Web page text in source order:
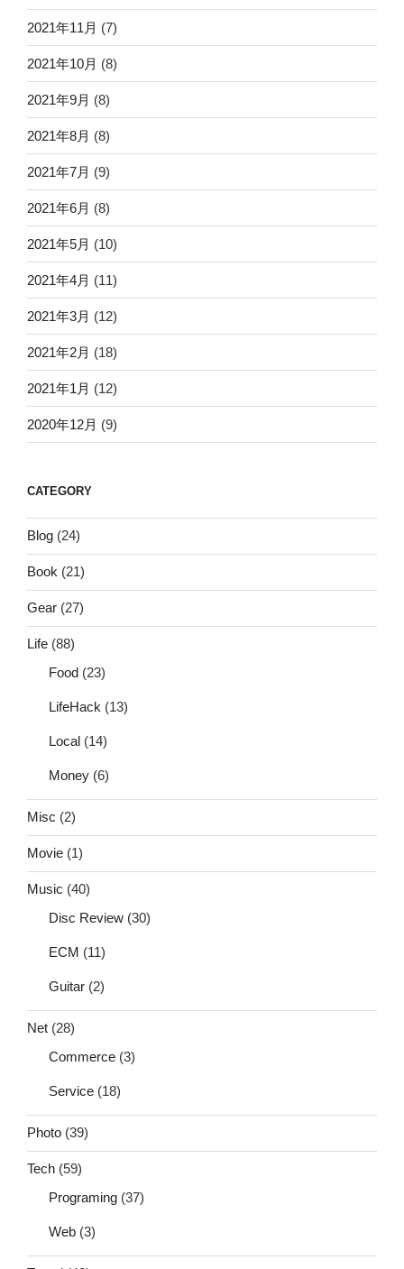
2021年11月 (7)
2021年10月 (8)
2021年9月 (8)
2021年8月 (8)
2021年7月 (9)
2021年6月 (8)
2021年5月 (10)
2021年4月 (11)
2021年3月 (12)
2021年2月 (18)
2021年1月 (12)
2020年12月 (9)
CATEGORY
Blog (24)
Book (21)
Gear (27)
Life (88)
Food (23)
LifeHack (13)
Local (14)
Money (6)
Misc (2)
Movie (1)
Music (40)
Disc Review (30)
ECM (11)
Guitar (2)
Net (28)
Commerce (3)
Service (18)
Photo (39)
Tech (59)
Programing (37)
Web (3)